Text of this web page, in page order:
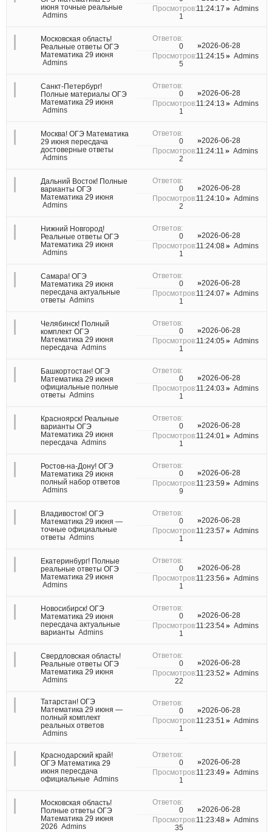
июня точные реальные
Admins
1
11:24:17
Admins
Московская область!
Реальные ответы ОГЭ
Математика 29 июня
Admins
0
5
2026-06-28
11:24:15
Admins
Санкт-Петербург!
Полные материалы ОГЭ
Математика 29 июня
Admins
0
1
2026-06-28
11:24:13
Admins
Москва! ОГЭ Математика
29 июня пересдача
достоверные ответы
Admins
0
2
2026-06-28
11:24:11
Admins
Дальний Восток! Полные
варианты ОГЭ
Математика 29 июня
Admins
0
2
2026-06-28
11:24:10
Admins
Нижний Новгород!
Реальные ответы ОГЭ
Математика 29 июня
Admins
0
1
2026-06-28
11:24:08
Admins
Самара! ОГЭ
Математика 29 июня
пересдача актуальные
ответы Admins
0
1
2026-06-28
11:24:07
Admins
Челябинск! Полный
комплект ОГЭ
Математика 29 июня
пересдача Admins
0
1
2026-06-28
11:24:05
Admins
Башкортостан! ОГЭ
Математика 29 июня
официальные полные
ответы Admins
0
1
2026-06-28
11:24:03
Admins
Красноярск! Реальные
варианты ОГЭ
Математика 29 июня
пересдача Admins
0
1
2026-06-28
11:24:01
Admins
Ростов-на-Дону! ОГЭ
Математика 29 июня
полный набор ответов
Admins
0
9
2026-06-28
11:23:59
Admins
Владивосток! ОГЭ
Математика 29 июня —
точные официальные
ответы Admins
0
1
2026-06-28
11:23:57
Admins
Екатеринбург! Полные
реальные ответы ОГЭ
Математика 29 июня
Admins
0
1
2026-06-28
11:23:56
Admins
Новосибирск! ОГЭ
Математика 29 июня
пересдача актуальные
варианты Admins
0
1
2026-06-28
11:23:54
Admins
Свердловская область!
Реальные ответы ОГЭ
Математика 29 июня
Admins
0
22
2026-06-28
11:23:52
Admins
Татарстан! ОГЭ
Математика 29 июня —
полный комплект
реальных ответов
Admins
0
1
2026-06-28
11:23:51
Admins
Краснодарский край!
ОГЭ Математика 29
июня пересдача
официальные Admins
0
1
2026-06-28
11:23:49
Admins
Московская область!
Полные ответы ОГЭ
Математика 29 июня
2026 Admins
0
35
2026-06-28
11:23:48
Admins